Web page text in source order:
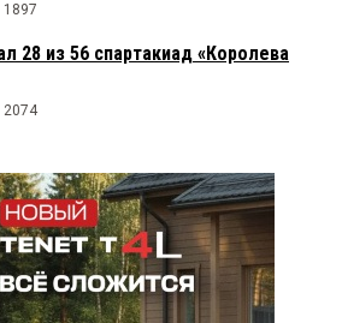
1897
28 из 56 спартакиад «Королева
2074